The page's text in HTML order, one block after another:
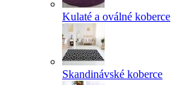
Kulaté a oválné koberce
Skandinávské koberce